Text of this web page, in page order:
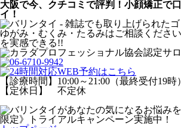
大阪で今、クチコミで評判！小顔矯正で
イ！
【診療時間】10:00～21:00（最終受付19時）
【定休日】 不定休